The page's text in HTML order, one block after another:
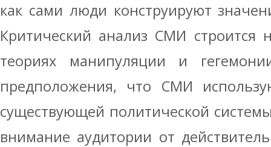
как сами люди конструируют
Критический анализ СМИ строится
теориях манипуляции и
предположения, что СМИ
существующей политической
внимание аудитории от